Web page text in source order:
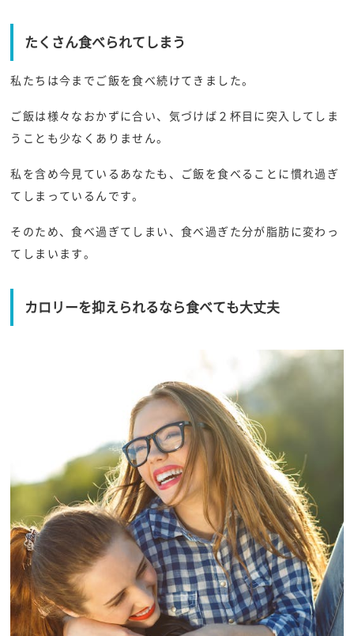
たくさん食べられてしまう
私たちは今までご飯を食べ続けてきました。
ご飯は様々なおかずに合い、気づけば２杯目に突入してしま
うことも少なくありません。
私を含め今見ているあなたも、ご飯を食べることに慣れ過ぎ
てしまっているんです。
そのため、食べ過ぎてしまい、食べ過ぎた分が脂肪に変わっ
てしまいます。
カロリーを抑えられるなら食べても大丈夫